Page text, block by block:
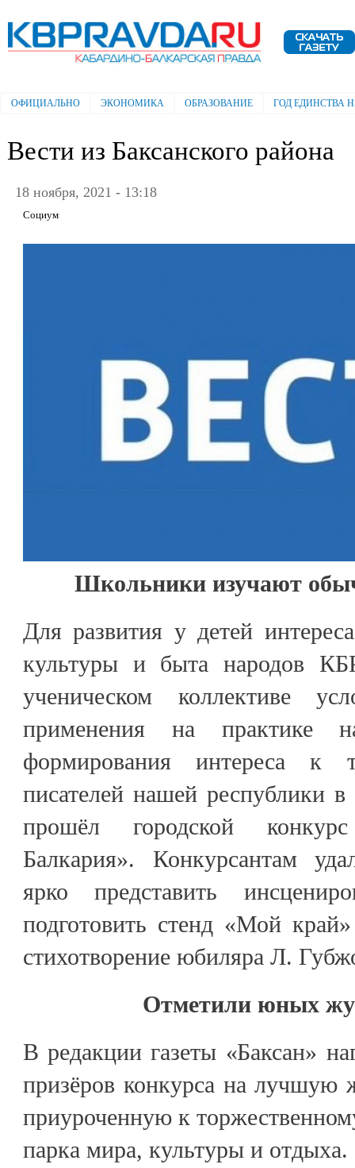
Электронная газета "Кабардино-
Балкарская правда"
Главное меню
ОФИЦИАЛЬНО ЭКОНОМИКА ОБРАЗОВАНИЕ ГОД ЕДИНСТВА
Вести из Баксанского района
18 ноября, 2021 - 13:18
Социум
Школьники изучают
Для развития у детей
культуры и быта народов
ученическом коллективе
применения на практике
формирования интереса к
писателей нашей республики
прошёл городской
Балкария». Конкурсантам
ярко представить
подготовить стенд «Мой
стихотворение юбиляра Л.
Отметили юных
В редакции газеты «Баксан»
призёров конкурса на лучшую
приуроченную к
парка мира, культуры и отдыха.